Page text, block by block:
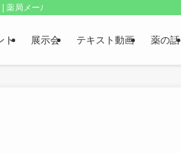
局メールボックス・上野和夫のつどつど
ト 展示会 テキスト動画 薬の話